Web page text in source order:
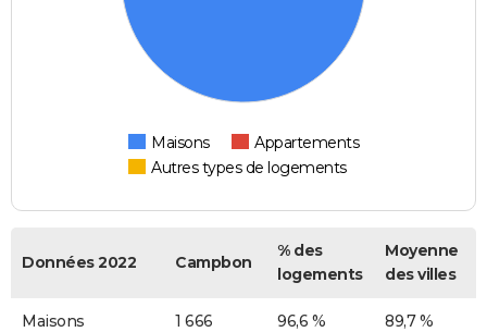
Maisons
Appartements
Autres types de logements
Données 2022 Campbon
% des
logements
Moyenne
des villes
Maisons 1 666 96,6 % 89,7 %